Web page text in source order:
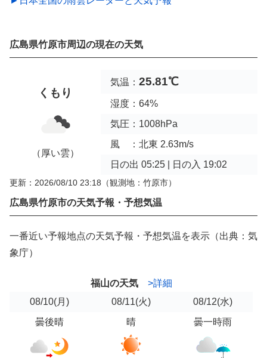
広島県竹原市周辺の現在の天気
くもり
（厚い雲）
気温： 25.81℃
湿度：64%
気圧：1008hPa
風 ：北東 2.63m/s
日の出 05:25 | 日の入 19:02
更新：2026/08/10 23:18 （観測地：竹原市）
広島県竹原市の天気予報・予想気温
一番近い予報地点の天気予報・予想気温を表示（出典：気
象庁）
福山の天気
>詳細
08/10(月) 08/11(火) 08/12(水)
曇後晴
晴 曇一時雨